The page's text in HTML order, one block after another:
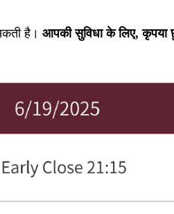
है।आपकी सुविधा के लिए, कृपया